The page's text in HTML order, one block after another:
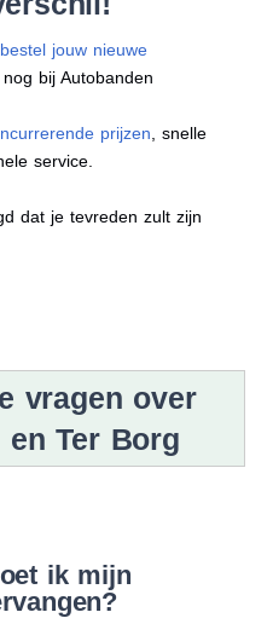
bestel jouw nieuwe
bij Autobanden
prijzen , snelle
service.
dat je tevreden zult zijn
vragen over
en Ter Borg
ik mijn